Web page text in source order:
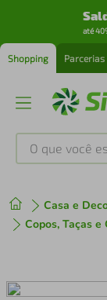
até
Shopping Parcerias
O que você
Casa e
Copos, Taças e
1º tenis